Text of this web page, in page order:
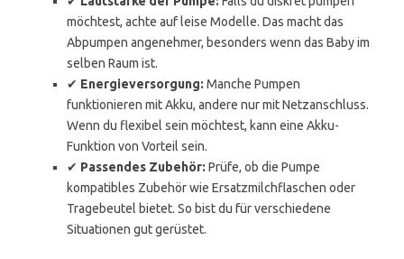
möchtest, achte auf leise Modelle. Das macht das
Abpumpen angenehmer, besonders wenn das Baby im
selben Raum ist.
✔ Energieversorgung: Manche Pumpen
funktionieren mit Akku, andere nur mit Netzanschluss.
Wenn du flexibel sein möchtest, kann eine Akku-
Funktion von Vorteil sein.
✔ Passendes Zubehör: Prüfe, ob die Pumpe
kompatibles Zubehör wie Ersatzmilchflaschen oder
Tragebeutel bietet. So bist du für verschiedene
Situationen gut gerüstet.